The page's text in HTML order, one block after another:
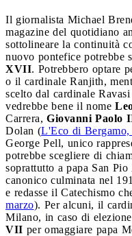
Il giornalista Michael
magazine del quotidiano
sottolineare la continuità
nuovo pontefice potrebbe
XVII. Potrebbero optare
o il cardinale Ranjith,
scelto dal cardinale
vedrebbe bene il nome
Carrera, Giovanni Paolo
Dolan (L'Eco di Bergamo,
George Pell, unico
potrebbe scegliere di
soprattutto a papa San
canonico culminata nel
e redasse il Catechismo
marzo). Per alcuni, il
Milano, in caso di
VII per omaggiare papa